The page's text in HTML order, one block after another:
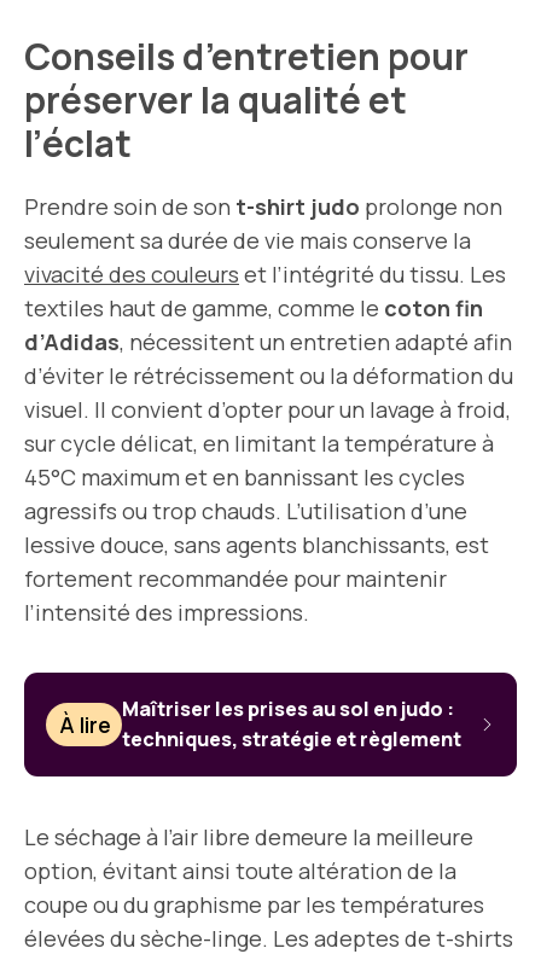
Conseils d’entretien pour
préserver la qualité et
l’éclat
Prendre soin de son t-shirt judo prolonge non
seulement sa durée de vie mais conserve la
vivacité des couleurs et l’intégrité du tissu. Les
textiles haut de gamme, comme le coton fin
d’Adidas, nécessitent un entretien adapté afin
d’éviter le rétrécissement ou la déformation du
visuel. Il convient d’opter pour un lavage à froid,
sur cycle délicat, en limitant la température à
45°C maximum et en bannissant les cycles
agressifs ou trop chauds. L’utilisation d’une
lessive douce, sans agents blanchissants, est
fortement recommandée pour maintenir
l’intensité des impressions.
À lire
Maîtriser les prises au sol en judo :
techniques, stratégie et règlement
Le séchage à l’air libre demeure la meilleure
option, évitant ainsi toute altération de la
coupe ou du graphisme par les températures
élevées du sèche-linge. Les adeptes de t-shirts